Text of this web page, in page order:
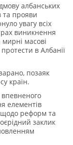
албанських
та прояви
увагу всіх
виникнення
мирні масові
в Албанії
позаяк
країн.
впевненого
елементів
щодо реформ та
заклик